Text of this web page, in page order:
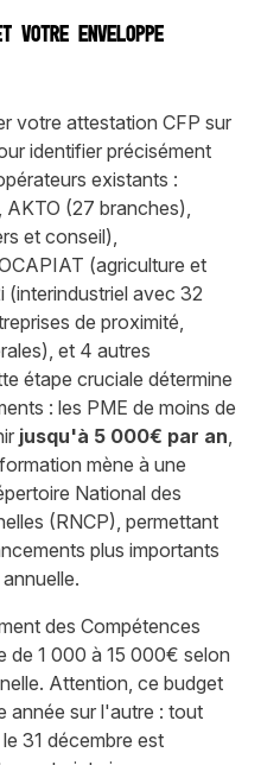
votre enveloppe
votre attestation CFP sur
identifier précisément
existants :
AKTO (27 branches),
et conseil),
(agriculture et
(interindustriel avec 32
de proximité,
et 4 autres
étape cruciale détermine
: les PME de moins de
jusqu'à 5 000€ par an,
mène à une
National des
(RNCP), permettant
plus importants
des Compétences
de 1 000 à 15 000€ selon
Attention, ce budget
année sur l'autre : tout
31 décembre est